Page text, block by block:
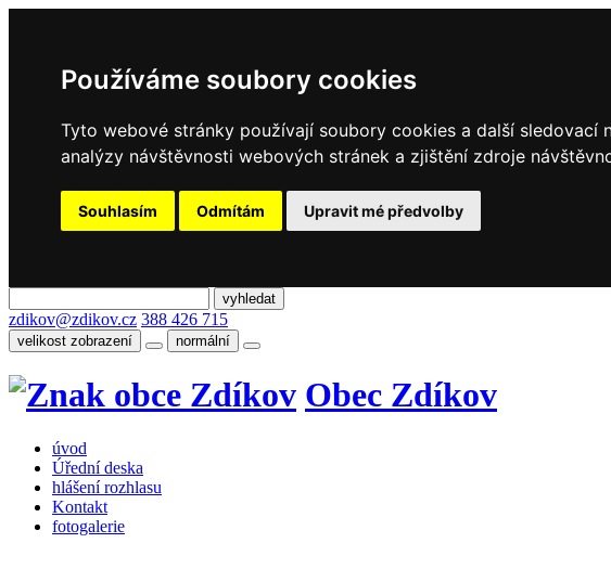
Používáme soubory cookies
Tyto webové stránky používají soubory cookies a další sledovací
analýzy návštěvnosti webových stránek a zjištění zdroje
Souhlasím Odmítám Upravit mé předvolby
zdikov@zdikov.cz 388 426 715
velikost zobrazení normální
Obec Zdíkov
úvod
Úřední deska
hlášení rozhlasu
Kontakt
fotogalerie